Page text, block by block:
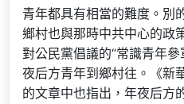
青年都具有相當的難度。別
鄉村也與那時中共中心的政
對公民黨倡議的“常識青年
夜后方青年到鄉村往。《新
的文章中也指出，年夜后方